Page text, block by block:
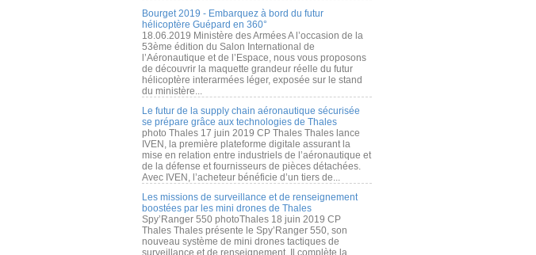
Bourget 2019 - Embarquez à bord du futur
hélicoptère Guépard en 360°
18.06.2019 Ministère des Armées A l’occasion de la
53ème édition du Salon International de
l’Aéronautique et de l’Espace, nous vous proposons
de découvrir la maquette grandeur réelle du futur
hélicoptère interarmées léger, exposée sur le stand
du ministère...
Le futur de la supply chain aéronautique sécurisée
se prépare grâce aux technologies de Thales
photo Thales 17 juin 2019 CP Thales Thales lance
IVEN, la première plateforme digitale assurant la
mise en relation entre industriels de l’aéronautique et
de la défense et fournisseurs de pièces détachées.
Avec IVEN, l’acheteur bénéficie d’un tiers de...
Les missions de surveillance et de renseignement
boostées par les mini drones de Thales
Spy’Ranger 550 photoThales 18 juin 2019 CP
Thales Thales présente le Spy’Ranger 550, son
nouveau système de mini drones tactiques de
surveillance et de renseignement. Il complète la